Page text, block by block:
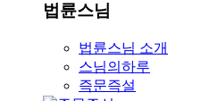
법륜스님
법륜스님 소개
스님의하루
즉문즉설